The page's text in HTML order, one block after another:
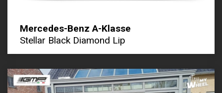
Mercedes-Benz A-Klasse
Stellar Black Diamond Lip